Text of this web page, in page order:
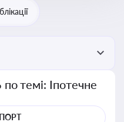
темі: Іпотечне